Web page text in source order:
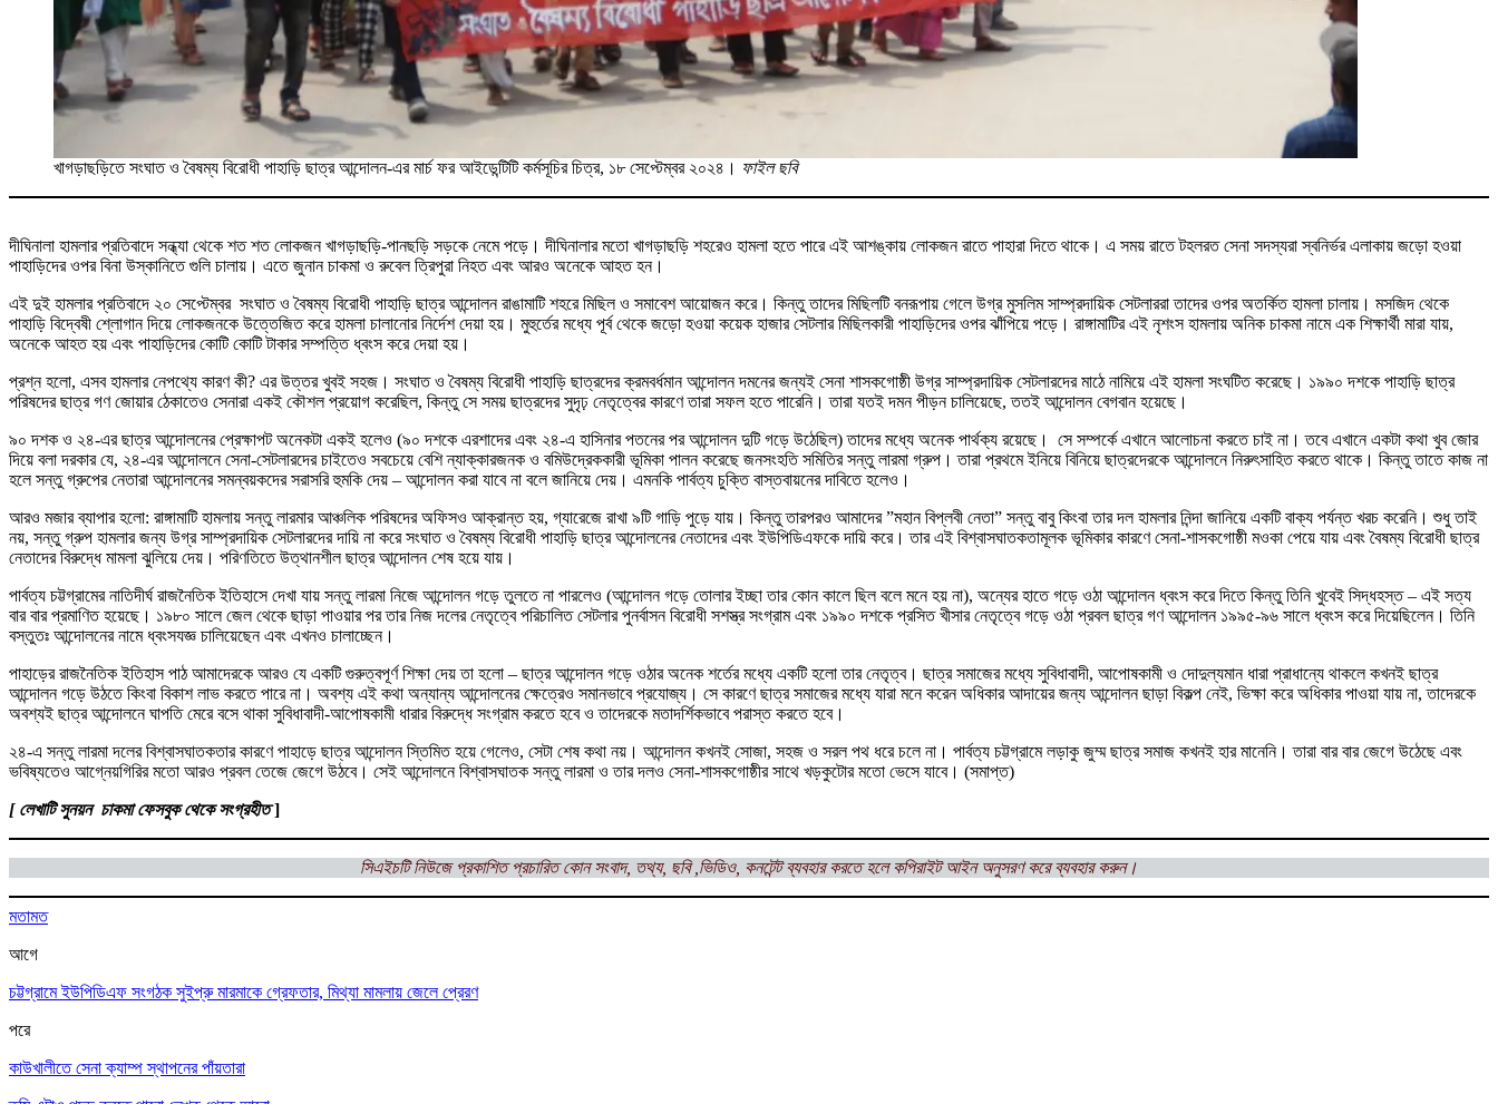
খাগড়াছড়িতে সংঘাত ও বৈষম্য বিরোধী পাহাড়ি ছাত্র আন্দোলন-এর মার্চ ফর আইডেন্টিটি কর্মসূচির চিত্র, ১৮ সেপ্টেম্বর ২০২৪। ফাইল ছবি
দীঘিনালা হামলার প্রতিবাদে সন্ধ্যা থেকে শত শত লোকজন খাগড়াছড়ি-পানছড়ি সড়কে নেমে পড়ে। দীঘিনালার মতো খাগড়াছড়ি শহরেও হামলা হতে পারে এই আশঙ্কায় লোকজন রাতে পাহারা দিতে থাকে। এ সময় রাতে টহলরত সেনা সদস্যরা স্বনির্ভর এলাকায় জড়ো হওয়া
পাহাড়িদের ওপর বিনা উস্কানিতে গুলি চালায়। এতে জুনান চাকমা ও রুবেল ত্রিপুরা নিহত এবং আরও অনেকে আহত হন।
এই দুই হামলার প্রতিবাদে ২০ সেপ্টেম্বর সংঘাত ও বৈষম্য বিরোধী পাহাড়ি ছাত্র আন্দোলন রাঙামাটি শহরে মিছিল ও সমাবেশ আয়োজন করে। কিন্তু তাদের মিছিলটি বনরূপায় গেলে উগ্র মুসলিম সাম্প্রদায়িক সেটলাররা তাদের ওপর অতর্কিত হামলা চালায়। মসজিদ থেকে
পাহাড়ি বিদ্বেষী শ্লোগান দিয়ে লোকজনকে উত্তেজিত করে হামলা চালানোর নির্দেশ দেয়া হয়। মুহুর্তের মধ্যে পূর্ব থেকে জড়ো হওয়া কয়েক হাজার সেটলার মিছিলকারী পাহাড়িদের ওপর ঝাঁপিয়ে পড়ে। রাঙ্গামাটির এই নৃশংস হামলায় অনিক চাকমা নামে এক শিক্ষার্থী মারা যায়,
অনেকে আহত হয় এবং পাহাড়িদের কোটি কোটি টাকার সম্পত্তি ধ্বংস করে দেয়া হয়।
প্রশ্ন হলো, এসব হামলার নেপথ্যে কারণ কী? এর উত্তর খুবই সহজ। সংঘাত ও বৈষম্য বিরোধী পাহাড়ি ছাত্রদের ক্রমবর্ধমান আন্দোলন দমনের জন্যই সেনা শাসকগোষ্ঠী উগ্র সাম্প্রদায়িক সেটলারদের মাঠে নামিয়ে এই হামলা সংঘটিত করেছে। ১৯৯০ দশকে পাহাড়ি ছাত্র
পরিষদের ছাত্র গণ জোয়ার ঠেকাতেও সেনারা একই কৌশল প্রয়োগ করেছিল, কিন্তু সে সময় ছাত্রদের সুদৃঢ় নেতৃত্বের কারণে তারা সফল হতে পারেনি। তারা যতই দমন পীড়ন চালিয়েছে, ততই আন্দোলন বেগবান হয়েছে।
৯০ দশক ও ২৪-এর ছাত্র আন্দোলনের প্রেক্ষাপট অনেকটা একই হলেও (৯০ দশকে এরশাদের এবং ২৪-এ হাসিনার পতনের পর আন্দোলন দুটি গড়ে উঠেছিল) তাদের মধ্যে অনেক পার্থক্য রয়েছে। সে সম্পর্কে এখানে আলোচনা করতে চাই না। তবে এখানে একটা কথা খুব জোর
দিয়ে বলা দরকার যে, ২৪-এর আন্দোলনে সেনা-সেটলারদের চাইতেও সবচেয়ে বেশি ন্যাক্কারজনক ও বমিউদ্রেককারী ভূমিকা পালন করেছে জনসংহতি সমিতির সন্তু লারমা গ্রুপ। তারা প্রথমে ইনিয়ে বিনিয়ে ছাত্রদেরকে আন্দোলনে নিরুৎসাহিত করতে থাকে। কিন্তু তাতে কাজ না
হলে সন্তু গ্রুপের নেতারা আন্দোলনের সমন্বয়কদের সরাসরি হুমকি দেয় – আন্দোলন করা যাবে না বলে জানিয়ে দেয়। এমনকি পার্বত্য চুক্তি বাস্তবায়নের দাবিতে হলেও।
আরও মজার ব্যাপার হলো: রাঙ্গামাটি হামলায় সন্তু লারমার আঞ্চলিক পরিষদের অফিসও আক্রান্ত হয়, গ্যারেজে রাখা ৯টি গাড়ি পুড়ে যায়। কিন্তু তারপরও আমাদের ”মহান বিপ্লবী নেতা” সন্তু বাবু কিংবা তার দল হামলার নিন্দা জানিয়ে একটি বাক্য পর্যন্ত খরচ করেনি। শুধু তাই
নয়, সন্তু গ্রুপ হামলার জন্য উগ্র সাম্প্রদায়িক সেটলারদের দায়ি না করে সংঘাত ও বৈষম্য বিরোধী পাহাড়ি ছাত্র আন্দোলনের নেতাদের এবং ইউপিডিএফকে দায়ি করে। তার এই বিশ্বাসঘাতকতামূলক ভূমিকার কারণে সেনা-শাসকগোষ্ঠী মওকা পেয়ে যায় এবং বৈষম্য বিরোধী ছাত্র
নেতাদের বিরুদ্ধে মামলা ঝুলিয়ে দেয়। পরিণতিতে উত্থানশীল ছাত্র আন্দোলন শেষ হয়ে যায়।
পার্বত্য চট্টগ্রামের নাতিদীর্ঘ রাজনৈতিক ইতিহাসে দেখা যায় সন্তু লারমা নিজে আন্দোলন গড়ে তুলতে না পারলেও (আন্দোলন গড়ে তোলার ইচ্ছা তার কোন কালে ছিল বলে মনে হয় না), অন্যের হাতে গড়ে ওঠা আন্দোলন ধ্বংস করে দিতে কিন্তু তিনি খুবেই সিদ্ধহস্ত – এই সত্য
বার বার প্রমাণিত হয়েছে। ১৯৮০ সালে জেল থেকে ছাড়া পাওয়ার পর তার নিজ দলের নেতৃত্বে পরিচালিত সেটলার পুনর্বাসন বিরোধী সশস্ত্র সংগ্রাম এবং ১৯৯০ দশকে প্রসিত খীসার নেতৃত্বে গড়ে ওঠা প্রবল ছাত্র গণ আন্দোলন ১৯৯৫-৯৬ সালে ধ্বংস করে দিয়েছিলেন। তিনি
বস্তুতঃ আন্দোলনের নামে ধ্বংসযজ্ঞ চালিয়েছেন এবং এখনও চালাচ্ছেন।
পাহাড়ের রাজনৈতিক ইতিহাস পাঠ আমাদেরকে আরও যে একটি গুরুত্বপূর্ণ শিক্ষা দেয় তা হলো – ছাত্র আন্দোলন গড়ে ওঠার অনেক শর্তের মধ্যে একটি হলো তার নেতৃত্ব। ছাত্র সমাজের মধ্যে সুবিধাবাদী, আপোষকামী ও দোদুল্যমান ধারা প্রাধান্যে থাকলে কখনই ছাত্র
আন্দোলন গড়ে উঠতে কিংবা বিকাশ লাভ করতে পারে না। অবশ্য এই কথা অন্যান্য আন্দোলনের ক্ষেত্রেও সমানভাবে প্রযোজ্য। সে কারণে ছাত্র সমাজের মধ্যে যারা মনে করেন অধিকার আদায়ের জন্য আন্দোলন ছাড়া বিকল্প নেই, ভিক্ষা করে অধিকার পাওয়া যায় না, তাদেরকে
অবশ্যই ছাত্র আন্দোলনে ঘাপতি মেরে বসে থাকা সুবিধাবাদী-আপোষকামী ধারার বিরুদ্ধে সংগ্রাম করতে হবে ও তাদেরকে মতাদর্শিকভাবে পরাস্ত করতে হবে।
২৪-এ সন্তু লারমা দলের বিশ্বাসঘাতকতার কারণে পাহাড়ে ছাত্র আন্দোলন স্তিমিত হয়ে গেলেও, সেটা শেষ কথা নয়। আন্দোলন কখনই সোজা, সহজ ও সরল পথ ধরে চলে না। পার্বত্য চট্টগ্রামে লড়াকু জুম্ম ছাত্র সমাজ কখনই হার মানেনি। তারা বার বার জেগে উঠেছে এবং
ভবিষ্যতেও আগ্নেয়গিরির মতো আরও প্রবল তেজে জেগে উঠবে। সেই আন্দোলনে বিশ্বাসঘাতক সন্তু লারমা ও তার দলও সেনা-শাসকগোষ্ঠীর সাথে খড়কুটোর মতো ভেসে যাবে। (সমাপ্ত)
[ লেখাটি সুনয়ন চাকমা ফেসবুক থেকে সংগ্রহীত ]
সিএইচটি নিউজে প্রকাশিত প্রচারিত কোন সংবাদ, তথ্য, ছবি ,ভিডিও, কনটেন্ট ব্যবহার করতে হলে কপিরাইট আইন অনুসরণ করে ব্যবহার করুন।
মতামত
আগে
চট্টগ্রামে ইউপিডিএফ সংগঠক সুইপ্রু মারমাকে গ্রেফতার, মিথ্যা মামলায় জেলে প্রেরণ
পরে
কাউখালীতে সেনা ক্যাম্প স্থাপনের পাঁয়তারা